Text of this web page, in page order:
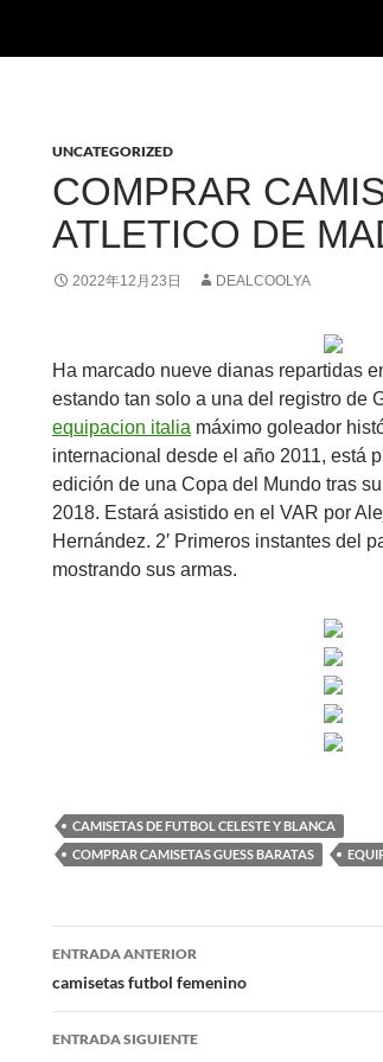
UNCATEGORIZED
COMPRAR
ATLETICO DE
2022年12月23日 DEALCOOLYA
Ha marcado nueve dianas repartidas
estando tan solo a una del registro de
equipacion italia máximo goleador
internacional desde el año 2011, está
edición de una Copa del Mundo tras
2018. Estará asistido en el VAR por
Hernández. 2′ Primeros instantes del
mostrando sus armas.
CAMISETAS DE FUTBOL CELESTE Y BLANCA
COMPRAR CAMISETAS GUESS BARATAS
Navegación
de
entradas
ENTRADA ANTERIOR
camisetas futbol femenino
ENTRADA SIGUIENTE